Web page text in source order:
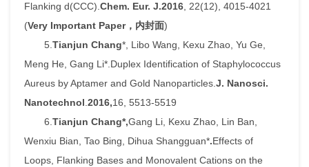
Flanking d(CCC). Chem. Eur. J.2016 , 22(12), 4015-4021
(Very Important Paper，内封面)
5. Tianjun Chang*, Libo Wang, Kexu Zhao, Yu Ge,
Meng He, Gang Li*.Duplex Identification of Staphylococcus
Aureus by Aptamer and Gold Nanoparticles. J. Nanosci.
Nanotechnol 2016,16, 5513-5519
6. Tianjun Chang*,Gang Li, Kexu Zhao, Lin Ban,
Wenxiu Bian, Tao Bing, Dihua Shangguan*.Effects of
Loops, Flanking Bases and Monovalent Cations on the